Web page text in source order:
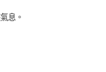
息。